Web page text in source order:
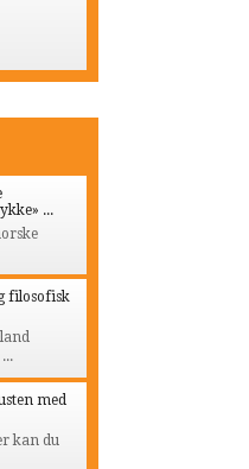
...
filosofisk
med
kan du